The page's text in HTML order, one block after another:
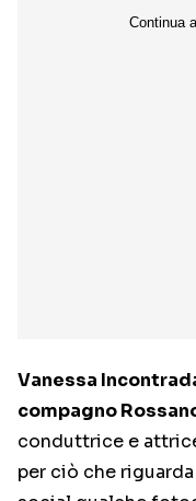
Vanessa
compagno
conduttrice e
per ciò che